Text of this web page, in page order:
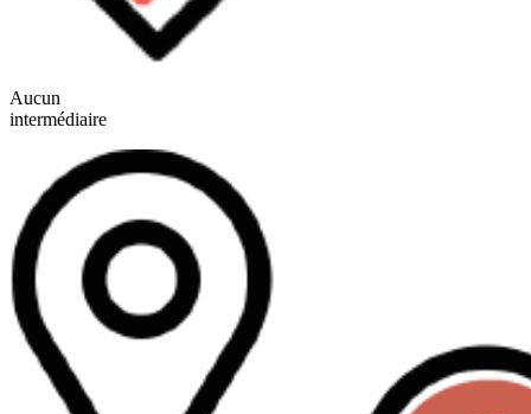
Aucun
intermédiaire